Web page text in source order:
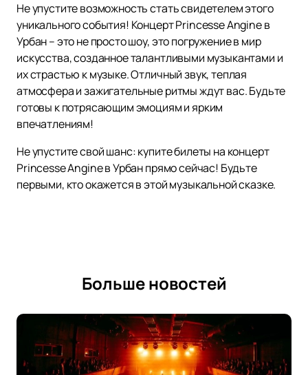
Не упустите возможность стать свидетелем этого
уникального события! Концерт Princesse Angine в
Урбан – это не просто шоу, это погружение в мир
искусства, созданное талантливыми музыкантами и
их страстью к музыке. Отличный звук, теплая
атмосфера и зажигательные ритмы ждут вас. Будьте
готовы к потрясающим эмоциям и ярким
впечатлениям!
Не упустите свой шанс: купите билеты на концерт
Princesse Angine в Урбан прямо сейчас! Будьте
первыми, кто окажется в этой музыкальной сказке.
Больше новостей